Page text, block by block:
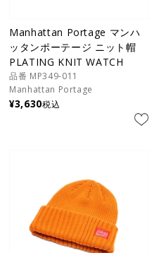
Manhattan Portage マンハ
ッタンポーテージ ニット帽
PLATING KNIT WATCH
品番 MP349-011
Manhattan Portage
¥3,630税込